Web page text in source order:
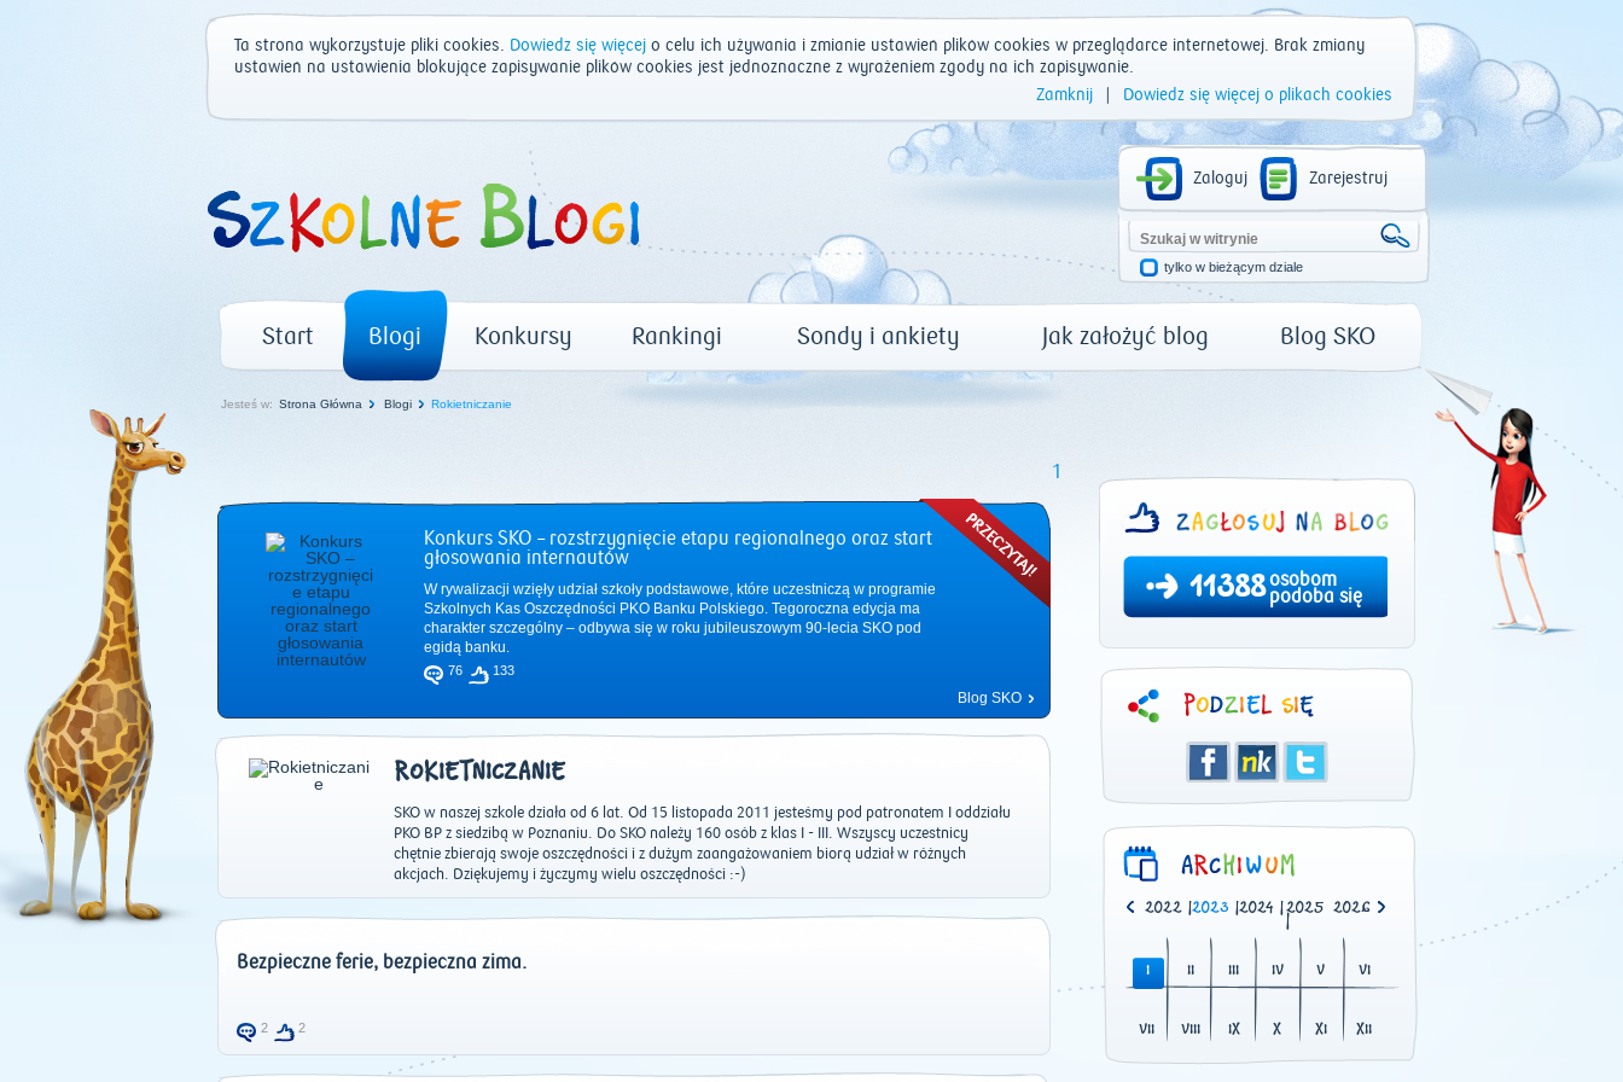
Ta strona wykorzystuje pliki cookies. Dowiedz się więcejo celu ich używania i zmianie ustawień plików cookies w przeglądarce internetowej. Brak zmiany
ustawień na ustawienia blokujące zapisywanie plików cookies jest jednoznaczne z wyrażeniem zgody na ich zapisywanie.
Zamknij
Dowiedz się więcej o plikach cookies
Zaloguj Zarejestruj
tylko w bieżącym dziale
Start Blogi Konkursy Rankingi Sondy i ankiety Jak założyć blog Blog SKO
Jesteś w: Strona Główna Blogi Rokietniczanie
1
Konkurs SKO – rozstrzygnięcie etapu regionalnego oraz start
głosowania internautów
W rywalizacji wzięły udział szkoły podstawowe, które uczestniczą w programie
Szkolnych Kas Oszczędności PKO Banku Polskiego. Tegoroczna edycja ma
charakter szczególny – odbywa się w roku jubileuszowym 90-lecia SKO pod
egidą banku.
76 133
Blog SKO
ROKIETNICZANIE
SKO w naszej szkole działa od 6 lat. Od 15 listopada 2011 jesteśmy pod patronatem I oddziału
PKO BP z siedzibą w Poznaniu. Do SKO należy 160 osób z klas I - III. Wszyscy uczestnicy
chętnie zbierają swoje oszczędności i z dużym zaangażowaniem biorą udział w różnych
akcjach. Dziękujemy i życzymy wielu oszczędności :-)
Bezpieczne ferie, bezpieczna zima.
2 2
11388osobom
podoba się
2021| 2022|2023 |2024 |2025
|
2026
I II III IV V VI
VII VIII IX X XI XII